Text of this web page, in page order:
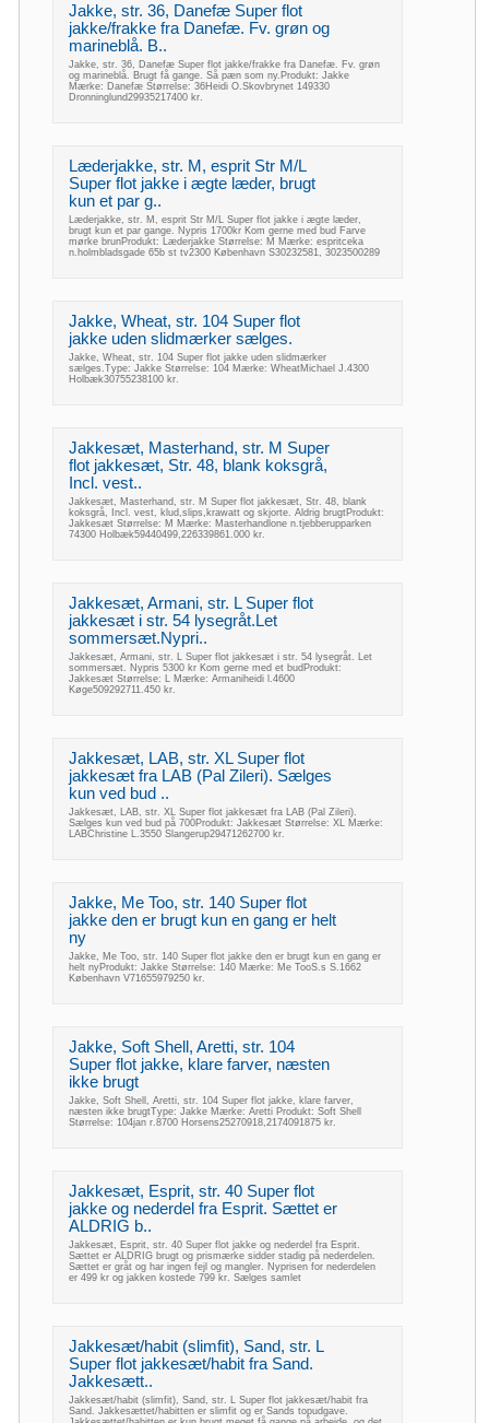
Jakke, str. 36, Danefæ Super flot
jakke/frakke fra Danefæ. Fv. grøn og
marineblå. B..
Jakke, str. 36, Danefæ Super flot jakke/frakke fra Danefæ. Fv. grøn
og marineblå. Brugt få gange. Så pæn som ny.Produkt: Jakke
Mærke: Danefæ Størrelse: 36Heidi O.Skovbrynet 149330
Dronninglund29935217400 kr.
Læderjakke, str. M, esprit Str M/L
Super flot jakke i ægte læder, brugt
kun et par g..
Læderjakke, str. M, esprit Str M/L Super flot jakke i ægte læder,
brugt kun et par gange. Nypris 1700kr Kom gerne med bud Farve
mørke brunProdukt: Læderjakke Størrelse: M Mærke: espritceka
n.holmbladsgade 65b st tv2300 København S30232581, 3023500289
Jakke, Wheat, str. 104 Super flot
jakke uden slidmærker sælges.
Jakke, Wheat, str. 104 Super flot jakke uden slidmærker
sælges.Type: Jakke Størrelse: 104 Mærke: WheatMichael J.4300
Holbæk30755238100 kr.
Jakkesæt, Masterhand, str. M Super
flot jakkesæt, Str. 48, blank koksgrå,
Incl. vest..
Jakkesæt, Masterhand, str. M Super flot jakkesæt, Str. 48, blank
koksgrå, Incl. vest, klud,slips,krawatt og skjorte. Aldrig brugtProdukt:
Jakkesæt Størrelse: M Mærke: Masterhandlone n.tjebberupparken
74300 Holbæk59440499,226339861.000 kr.
Jakkesæt, Armani, str. L Super flot
jakkesæt i str. 54 lysegråt.Let
sommersæt.Nypri..
Jakkesæt, Armani, str. L Super flot jakkesæt i str. 54 lysegråt. Let
sommersæt. Nypris 5300 kr Kom gerne med et budProdukt:
Jakkesæt Størrelse: L Mærke: Armaniheidi l.4600
Køge509292711.450 kr.
Jakkesæt, LAB, str. XL Super flot
jakkesæt fra LAB (Pal Zileri). Sælges
kun ved bud ..
Jakkesæt, LAB, str. XL Super flot jakkesæt fra LAB (Pal Zileri).
Sælges kun ved bud på 700Produkt: Jakkesæt Størrelse: XL Mærke:
LABChristine L.3550 Slangerup29471262700 kr.
Jakke, Me Too, str. 140 Super flot
jakke den er brugt kun en gang er helt
ny
Jakke, Me Too, str. 140 Super flot jakke den er brugt kun en gang er
helt nyProdukt: Jakke Størrelse: 140 Mærke: Me TooS.s S.1662
København V71655979250 kr.
Jakke, Soft Shell, Aretti, str. 104
Super flot jakke, klare farver, næsten
ikke brugt
Jakke, Soft Shell, Aretti, str. 104 Super flot jakke, klare farver,
næsten ikke brugtType: Jakke Mærke: Aretti Produkt: Soft Shell
Størrelse: 104jan r.8700 Horsens25270918,2174091875 kr.
Jakkesæt, Esprit, str. 40 Super flot
jakke og nederdel fra Esprit. Sættet er
ALDRIG b..
Jakkesæt, Esprit, str. 40 Super flot jakke og nederdel fra Esprit.
Sættet er ALDRIG brugt og prismærke sidder stadig på nederdelen.
Sættet er gråt og har ingen fejl og mangler. Nyprisen for nederdelen
er 499 kr og jakken kostede 799 kr. Sælges samlet
Jakkesæt/habit (slimfit), Sand, str. L
Super flot jakkesæt/habit fra Sand.
Jakkesætt..
Jakkesæt/habit (slimfit), Sand, str. L Super flot jakkesæt/habit fra
Sand. Jakkesættet/habitten er slimfit og er Sands topudgave.